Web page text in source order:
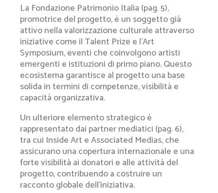
La Fondazione Patrimonio Italia (pag. 5),
promotrice del progetto, è un soggetto già
attivo nella valorizzazione culturale attraverso
iniziative come il Talent Prize e l’Art
Symposium, eventi che coinvolgono artisti
emergenti e istituzioni di primo piano. Questo
ecosistema garantisce al progetto una base
solida in termini di competenze, visibilità e
capacità organizzativa.
Un ulteriore elemento strategico è
rappresentato dai partner mediatici (pag. 6),
tra cui Inside Art e Associated Medias, che
assicurano una copertura internazionale e una
forte visibilità ai donatori e alle attività del
progetto, contribuendo a costruire un
racconto globale dell’iniziativa.